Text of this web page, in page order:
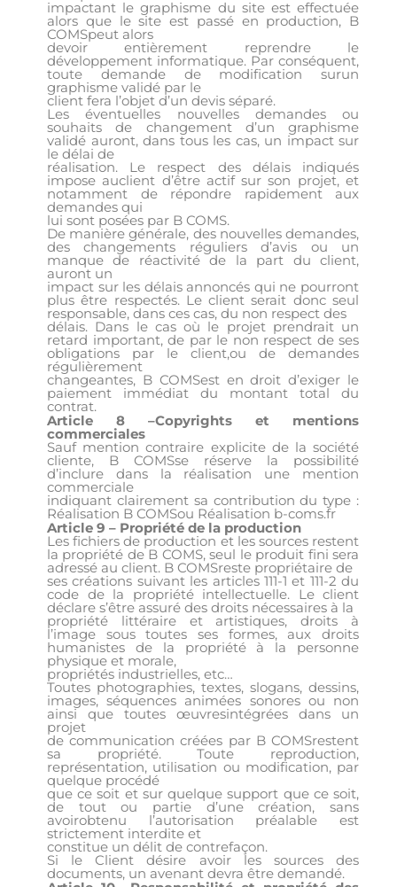
impactant le graphisme du site est effectuée
alors que le site est passé en production, B
COMSpeut alors
devoir entièrement reprendre le
développement informatique. Par conséquent,
toute demande de modification surun
graphisme validé par le
client fera l’objet d’un devis séparé.
Les éventuelles nouvelles demandes ou
souhaits de changement d’un graphisme
validé auront, dans tous les cas, un impact sur
le délai de
réalisation. Le respect des délais indiqués
impose auclient d’être actif sur son projet, et
notamment de répondre rapidement aux
demandes qui
lui sont posées par B COMS.
De manière générale, des nouvelles demandes,
des changements réguliers d’avis ou un
manque de réactivité de la part du client,
auront un
impact sur les délais annoncés qui ne pourront
plus être respectés. Le client serait donc seul
responsable, dans ces cas, du non respect des
délais. Dans le cas où le projet prendrait un
retard important, de par le non respect de ses
obligations par le client,ou de demandes
régulièrement
changeantes, B COMSest en droit d’exiger le
paiement immédiat du montant total du
contrat.
Article 8 –Copyrights et mentions
commerciales
Sauf mention contraire explicite de la société
cliente, B COMSse réserve la possibilité
d’inclure dans la réalisation une mention
commerciale
indiquant clairement sa contribution du type :
Réalisation B COMSou Réalisation b-coms.fr
Article 9 – Propriété de la production
Les fichiers de production et les sources restent
la propriété de B COMS, seul le produit fini sera
adressé au client. B COMSreste propriétaire de
ses créations suivant les articles 111-1 et 111-2 du
code de la propriété intellectuelle. Le client
déclare s’être assuré des droits nécessaires à la
propriété littéraire et artistiques, droits à
l’image sous toutes ses formes, aux droits
humanistes de la propriété à la personne
physique et morale,
propriétés industrielles, etc…
Toutes photographies, textes, slogans, dessins,
images, séquences animées sonores ou non
ainsi que toutes œuvresintégrées dans un
projet
de communication créées par B COMSrestent
sa propriété. Toute reproduction,
représentation, utilisation ou modification, par
quelque procédé
que ce soit et sur quelque support que ce soit,
de tout ou partie d’une création, sans
avoirobtenu l’autorisation préalable est
strictement interdite et
constitue un délit de contrefaçon.
Si le Client désire avoir les sources des
documents, un avenant devra être demandé.